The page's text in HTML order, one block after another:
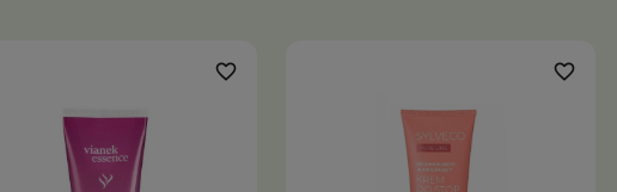
favorite_border favorite_border